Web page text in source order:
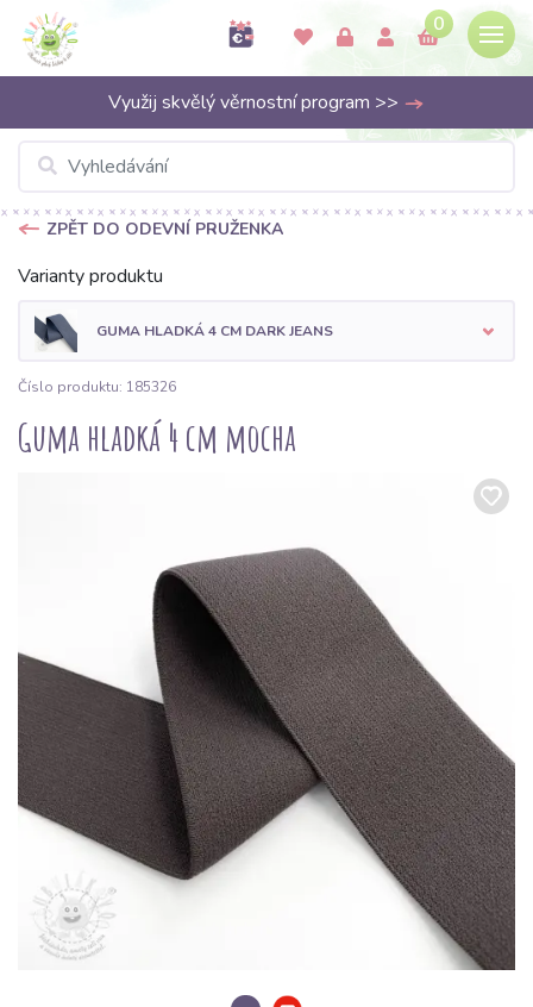
0
Využij skvělý věrnostní program >>
ZPĚT DO ODEVNÍ PRUŽENKA
Varianty produktu
GUMA HLADKÁ 4 CM DARK JEANS
Číslo produktu: 185326
Guma hladká 4 cm mocha